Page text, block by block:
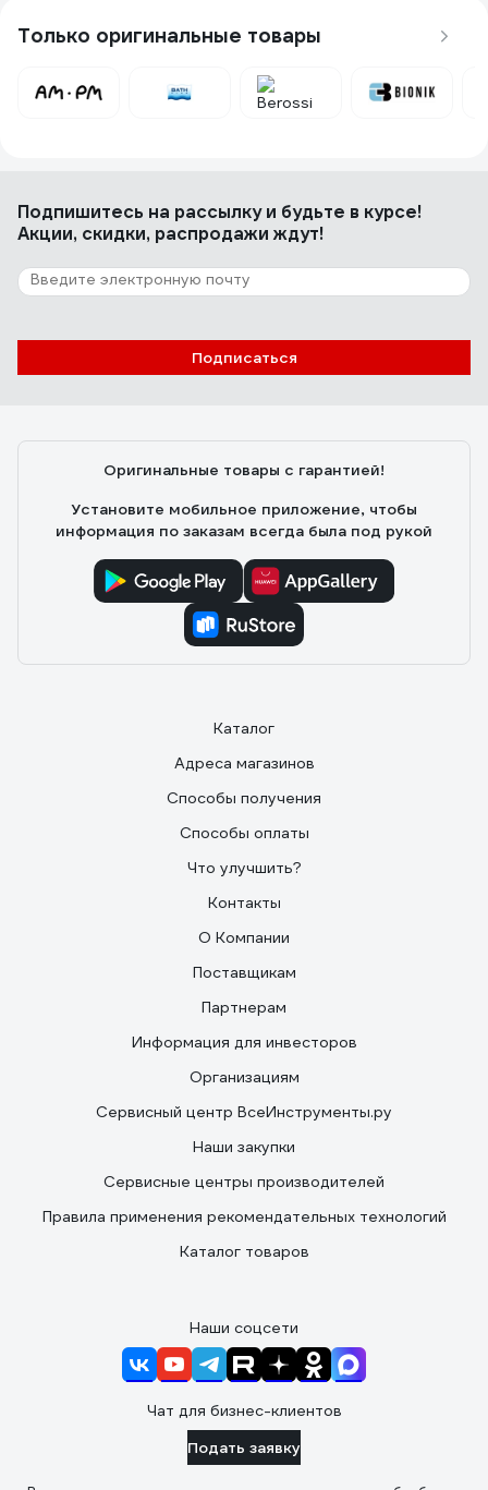
Отзыв о Набор для ванной Полимербыт
Набор красивый и функциональный
Только оригинальные товары
Подпишитесь на рассылкуи будьте в курсе!
Акции, скидки, распродажи ждут!
Подписаться
Оригинальные товары с гарантией!
Установите мобильное приложение, чтобы
информация по заказам всегда была под рукой
Каталог
Адреса магазинов
Способы получения
Способы оплаты
Что улучшить?
Контакты
О Компании
Поставщикам
Партнерам
Информация для инвесторов
Организациям
Сервисный центр ВсеИнструменты.ру
Наши закупки
Сервисные центры производителей
Правила применения рекомендательных технологий
Каталог товаров
Наши соцсети
Чат для бизнес-клиентов
Подать заявку